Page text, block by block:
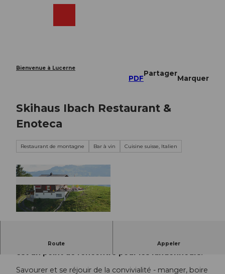
Bienvenue à Lucerne
PDF
Partager
Marquer
Skihaus Ibach Restaurant &
Enoteca
Restaurant de montagne Bar à vin Cuisine suisse, Italien
Route Appeler
Situé dans la plus belle nature, le Skihaus Ibach
est un point de rencontre pour les randonneurs.
Savourer et se réjouir de la convivialité - manger, boire